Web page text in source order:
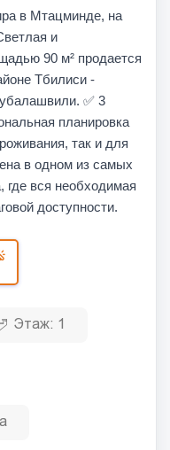
в Мтацминде, на
и
90 м² продается
Тбилиси -
✅ 3
планировка
так и для
в одном из самых
где вся необходимая
доступности.
Этаж: 1